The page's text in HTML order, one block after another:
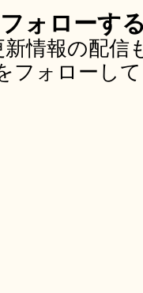
ォローす
新情報の配
フォローし